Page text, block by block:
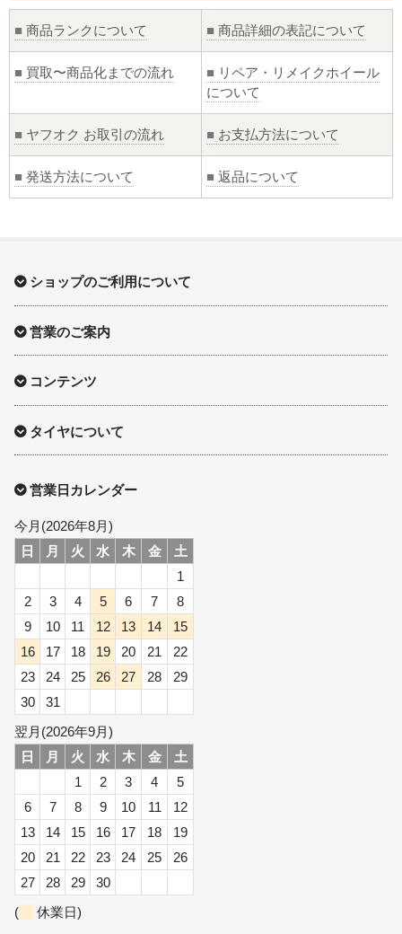
■ 商品ランクについて ■ 商品詳細の表記について
■ 買取〜商品化までの流れ ■ リペア・リメイクホイール
について
■ ヤフオク お取引の流れ ■ お支払方法について
■ 発送方法について ■ 返品について
ショップのご利用について
営業のご案内
コンテンツ
タイヤについて
営業日カレンダー
今月(2026年8月)
日
月 火 水 木 金
土
1
2
3 4 5 6 7
8
9
10 11 12 13 14
15
16
17 18 19 20 21
22
23
24 25 26 27 28
29
30
31
翌月(2026年9月)
日
月 火 水 木 金
土
1
2 3 4
5
6
7 8 9 10 11
12
13
14 15 16 17 18
19
20
21 22 23 24 25
26
27
28 29
30
(
休業日)